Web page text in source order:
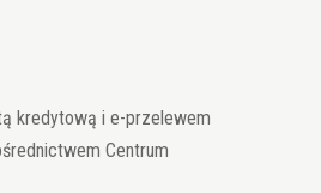
kredytową i e-przelewem
Centrum